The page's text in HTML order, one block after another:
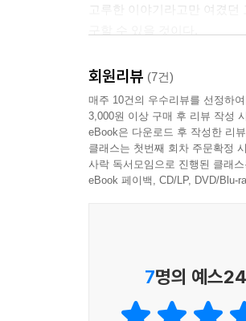
현실적으로 여성이 사회에
성 대리인을 내세우게 했던 것
하지만 남장을 한 여성들은
질을 갖추고 있지만 여자로
세상에 나온다. 이들에게 남
으로 신선이나 이인이 아닌
장원급제를 해야 하고, 『
주인공 운영이 꺼내든 무
권력자의 소유물로 여겨져
사랑에 목숨을 건다. 둘의
“마침내는 사랑이, 인간됨이
여성으로서 늘 부딪히는 ‘
힘입어 마침내 가문에서 인
‘아버지의 딸’이다.”(256쪽
고루한 이야기라고만 여겼
회원리뷰 (7건)
매주 10건의 우수리뷰를 선정하
3,000원 이상 구매 후 리뷰 작성 시
eBook은 다운로드 후 작성한 리
클래스는 첫번째 회차 주문확정
사락 독서모임으로 진행된 클래
eBook 페이백, CD/LP, DVD/Blu-
7명의 예스